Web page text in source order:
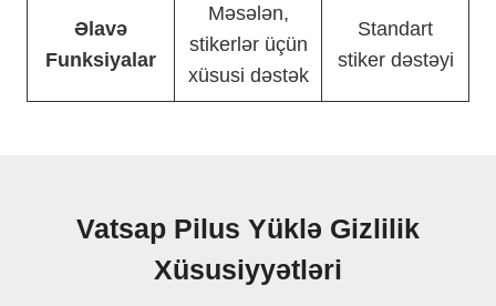
Əlavə
Funksiyalar
Məsələn,
stikerlər üçün
xüsusi dəstək
Standart
stiker dəstəyi
Vatsap Pilus Yüklə Gizlilik
Xüsusiyyətləri